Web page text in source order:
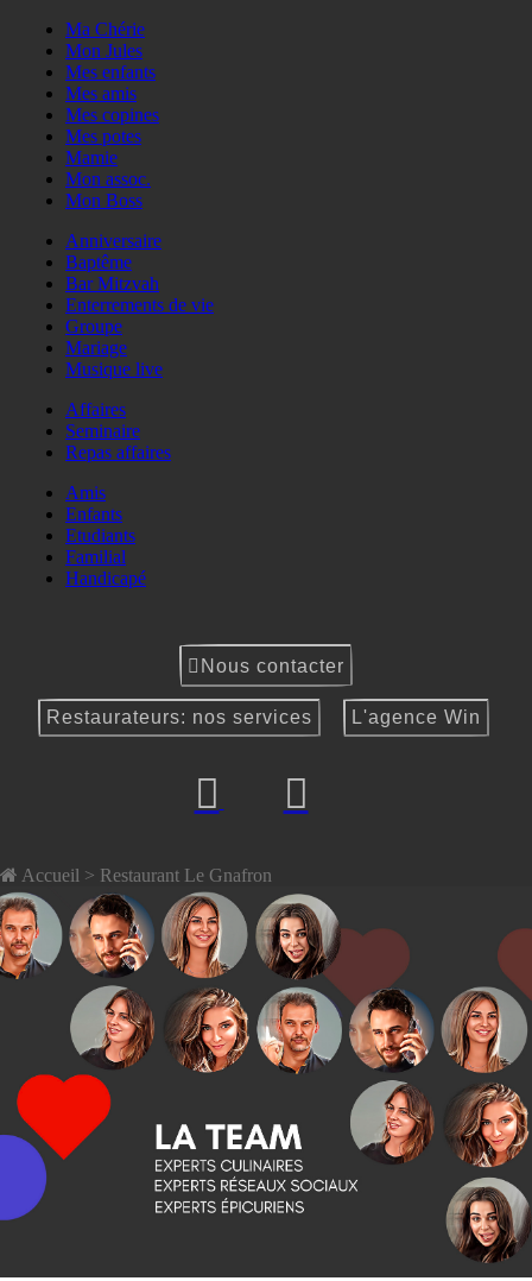
Ma Chérie
Mon Jules
Mes enfants
Mes amis
Mes copines
Mes potes
Mamie
Mon assoc.
Mon Boss
Anniversaire
Baptême
Bar Mitzvah
Enterrements de vie
Groupe
Mariage
Musique live
Affaires
Seminaire
Repas affaires
Amis
Enfants
Etudiants
Familial
Handicapé
Nous contacter
Restaurateurs: nos services L'agence Win
Accueil > Restaurant Le Gnafron